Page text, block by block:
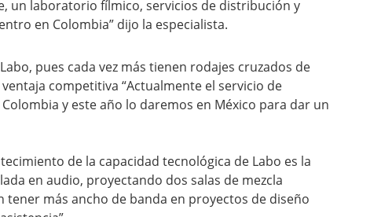
un laboratorio fílmico, servicios de distribución y
en Colombia” dijo la especialista.
pues cada vez más tienen rodajes cruzados de
competitiva “Actualmente el servicio de
y este año lo daremos en México para dar un
de la capacidad tecnológica de Labo es la
en audio, proyectando dos salas de mezcla
más ancho de banda en proyectos de diseño